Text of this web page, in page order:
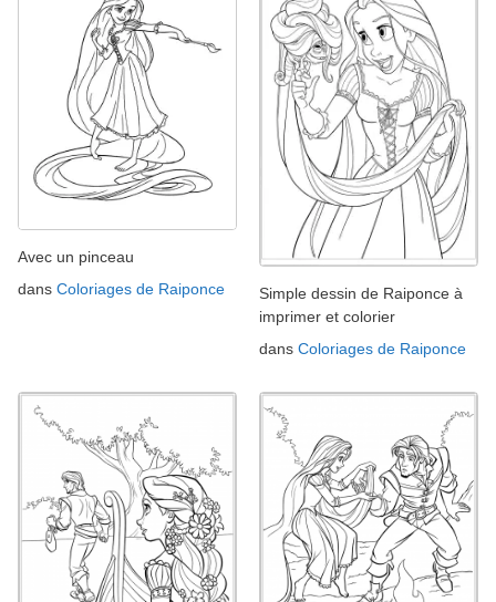
Avec un pinceau
dans Coloriages de Raiponce
Simple dessin de Raiponce à
imprimer et colorier
dans Coloriages de Raiponce